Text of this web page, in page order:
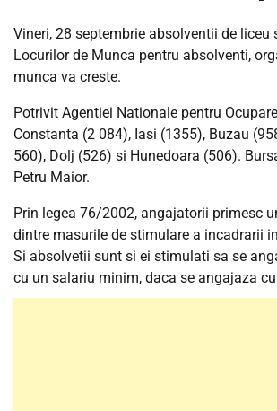
Vineri, 28 septembrie absolventii de
Locurilor de Munca pentru absolventi,
munca va creste.
Potrivit Agentiei Nationale pentru
Constanta (2 084), Iasi (1355), Buzau
560), Dolj (526) si Hunedoara (506).
Petru Maior.
Prin legea 76/2002, angajatorii primesc
dintre masurile de stimulare a incadrarii
Si absolvetii sunt si ei stimulati sa se
cu un salariu minim, daca se angajaza